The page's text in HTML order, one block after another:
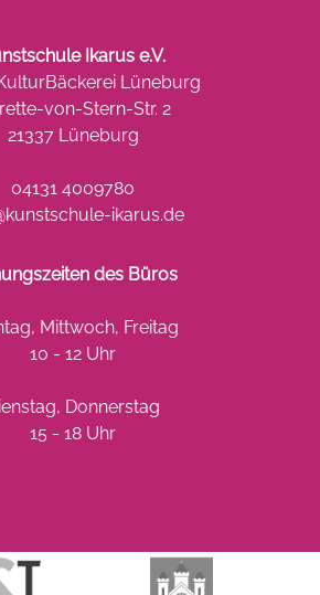
Ikarus e.V.
Lüneburg
von-Stern-Str. 2
21337 Lüneburg
04131 4009780
ikarus.de
des Büros
Mittwoch, Freitag
10 - 12 Uhr
Donnerstag
15 - 18 Uhr